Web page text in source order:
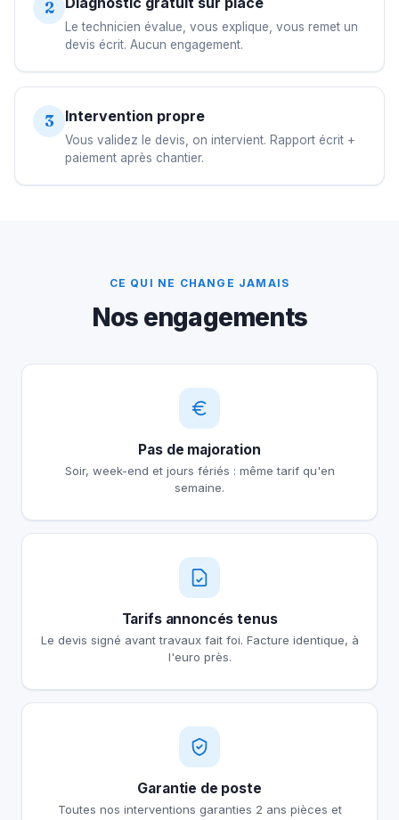
2
Le technicien évalue, vous explique, vous remet un
devis écrit. Aucun engagement.
3 Intervention propre
Vous validez le devis, on intervient. Rapport écrit +
paiement après chantier.
CE QUI NE CHANGE JAMAIS
Nos engagements
Pas de majoration
Soir, week-end et jours fériés : même tarif qu'en
semaine.
Tarifs annoncés tenus
Le devis signé avant travaux fait foi. Facture identique, à
l'euro près.
Garantie de poste
Toutes nos interventions garanties 2 ans pièces et